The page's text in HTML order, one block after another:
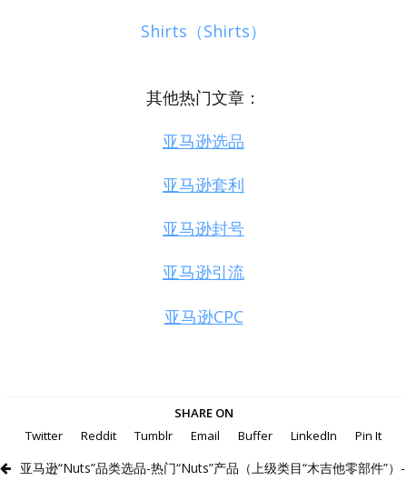
Shirts（Shirts）
其他热门文章：
亚马逊选品
亚马逊套利
亚马逊封号
亚马逊引流
亚马逊CPC
SHARE ON
Twitter
Reddit Tumblr Email Buffer LinkedIn Pin It
亚马逊“Nuts”品类选品-热门“Nuts”产品（上级类目“木吉他零部件”）-